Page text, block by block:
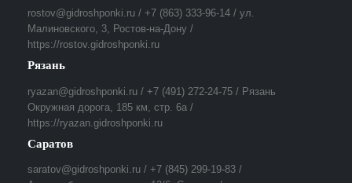
rostov@gidroshponki.ru / +7 (863) 333-96-14 / ул.
Малиновского, 3, Ростов-на-Дону /
https://rostov.gidroshponki.ru
Рязань
ryazan@gidroshponki.ru / +7 (491) 272-24-75 / Рязань
Окружная дорога, 185 км, стр. 6а /
https://ryazan.gidroshponki.ru
Саратов
saratov@gidroshponki.ru / +7 (845) 299-19-83 /